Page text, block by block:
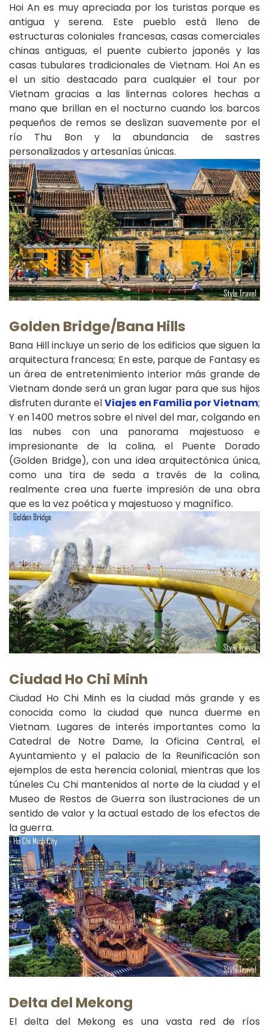
Hoi An es muy apreciada por los turistas porque es
antigua y serena. Este pueblo está lleno de
estructuras coloniales francesas, casas comerciales
chinas antiguas, el puente cubierto japonés y las
casas tubulares tradicionales de Vietnam. Hoi An es
el un sitio destacado para cualquier el tour por
Vietnam gracias a las linternas colores hechas a
mano que brillan en el nocturno cuando los barcos
pequeños de remos se deslizan suavemente por el
río Thu Bon y la abundancia de sastres
personalizados y artesanías únicas.
Golden Bridge/Bana Hills
Bana Hill incluye un serio de los edificios que siguen la
arquitectura francesa; En este, parque de Fantasy es
un área de entretenimiento interior más grande de
Vietnam donde será un gran lugar para que sus hijos
disfruten durante elViajes en Familia por Vietnam;
Y en 1400 metros sobre el nivel del mar, colgando en
las nubes con una panorama majestuoso e
impresionante de la colina, el Puente Dorado
(Golden Bridge), con una idea arquitectónica única,
como una tira de seda a través de la colina,
realmente crea una fuerte impresión de una obra
que es la vez poética y majestuoso y magnífico.
Ciudad Ho Chi Minh
Ciudad Ho Chi Minh es la ciudad más grande y es
conocida como la ciudad que nunca duerme en
Vietnam. Lugares de interés importantes como la
Catedral de Notre Dame, la Oficina Central, el
Ayuntamiento y el palacio de la Reunificación son
ejemplos de esta herencia colonial, mientras que los
túneles Cu Chi mantenidos al norte de la ciudad y el
Museo de Restos de Guerra son ilustraciones de un
sentido de valor y la actual estado de los efectos de
la guerra.
Delta del Mekong
El delta del Mekong es una vasta red de ríos